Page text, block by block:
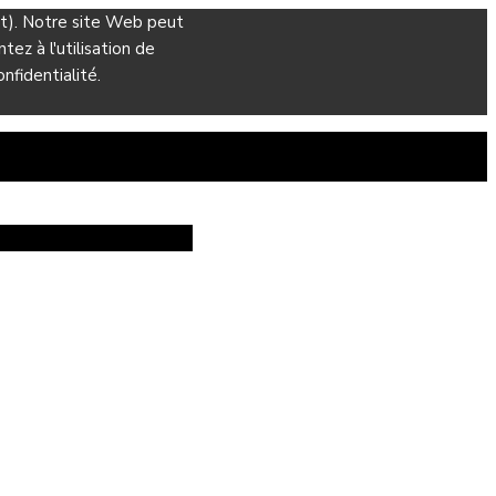
Notre site Web peut
à l'utilisation de